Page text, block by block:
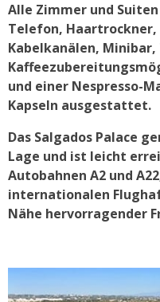
Alle Zimmer und
Telefon, Haartrockner,
Kabelkanälen, Minibar,
und einer Nespresso-
Kapseln ausgestattet.
Das Salgados Palace
Lage und ist leicht
Autobahnen A2 und
internationalen
Nähe hervorragender